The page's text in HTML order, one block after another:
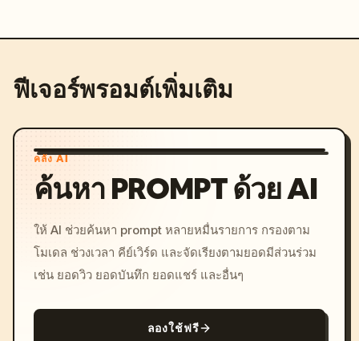
ฟีเจอร์พรอมต์เพิ่มเติม
คลัง AI
ค้นหา PROMPT ด้วย AI
ให้ AI ช่วยค้นหา prompt หลายหมื่นรายการ กรองตาม
โมเดล ช่วงเวลา คีย์เวิร์ด และจัดเรียงตามยอดมีส่วนร่วม
เช่น ยอดวิว ยอดบันทึก ยอดแชร์ และอื่นๆ
ลองใช้ฟรี